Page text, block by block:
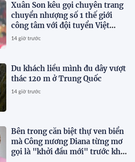
Xuân Son kêu gọi chuyên trang
chuyển nhượng số 1 thế giới
công tâm với đội tuyển Việt
Nam
14 giờ trước
Du khách liều mình đu dây vượt
thác 120 m ở Trung Quốc
14 giờ trước
Bên trong căn biệt thự ven biển
mà Công nương Diana từng mơ
gọi là "khởi đầu mới" trước khi